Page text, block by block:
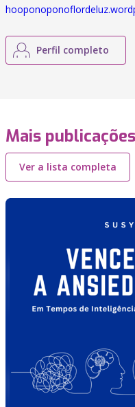
Perfil completo
Mais
Ver a lista completa